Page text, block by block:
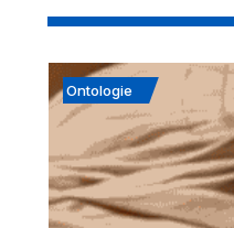
Ontologie